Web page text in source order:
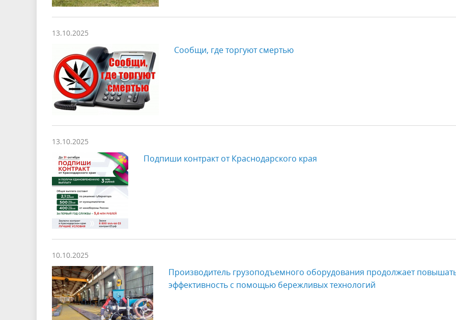
13.10.2025
Сообщи, где торгуют смертью
13.10.2025
Подпиши контракт от Краснодарского края
10.10.2025
Производитель грузоподъемного оборудования продолжает
эффективность с помощью бережливых технологий